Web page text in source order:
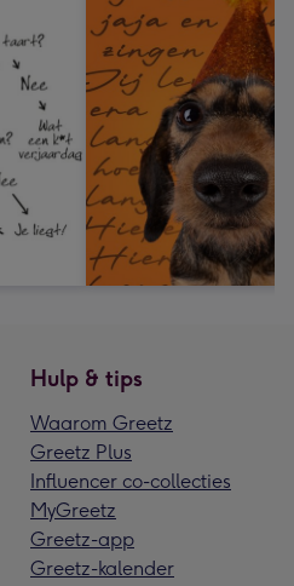
Hulp & tips
Waarom Greetz
Greetz Plus
Influencer co-collecties
MyGreetz
Greetz-app
Greetz-kalender